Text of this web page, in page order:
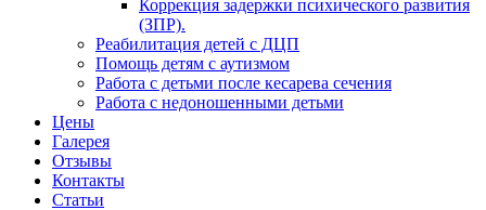
Коррекция задержки психического развития
(ЗПР).
Реабилитация детей с ДЦП
Помощь детям с аутизмом
Работа с детьми после кесарева сечения
Работа с недоношенными детьми
Цены
Галерея
Отзывы
Контакты
Статьи